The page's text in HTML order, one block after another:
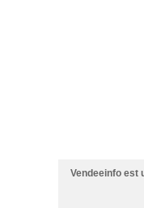
Vendeeinfo est